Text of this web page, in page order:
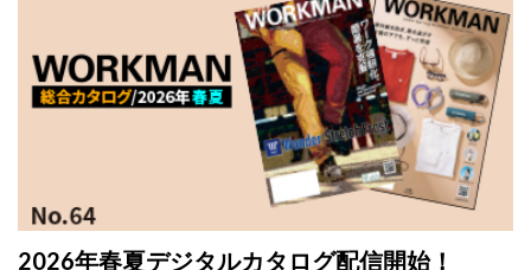
2026年春夏デジタルカタログ配信開始！